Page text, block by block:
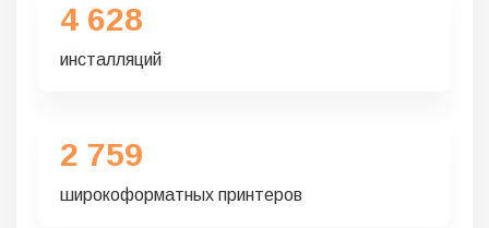
4 628
инсталляций
2 759
широкоформатных принтеров